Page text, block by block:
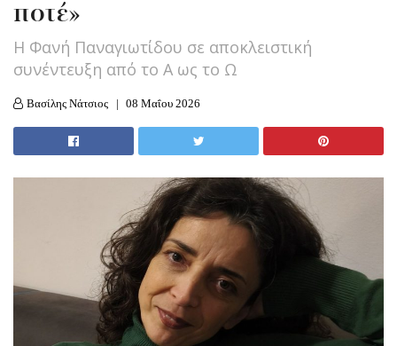
ποτέ»
Η Φανή Παναγιωτίδου σε αποκλειστική
συνέντευξη από το Α ως το Ω
Βασίλης Νάτσιος 08 Μαΐου 2026